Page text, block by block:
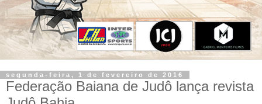
segunda-feira, 1 de fevereiro de 2016
Federação Baiana de Judô lança revista